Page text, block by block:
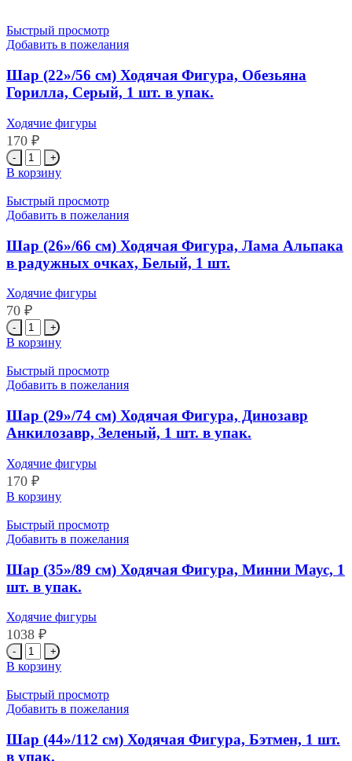
Быстрый просмотр
Добавить в пожелания
Шар (22»/56 см) Ходячая Фигура, Обезьяна
Горилла, Серый, 1 шт. в упак.
Ходячие фигуры
170 ₽
Количество
товара
Шар
(22''/56
см)
Фигура,
Обезьяна
Горилла,
1
шт.
в
упак.
В корзину
Быстрый просмотр
Добавить в пожелания
Шар (26»/66 см) Ходячая Фигура, Лама Альпака
в радужных очках, Белый, 1 шт.
Ходячие фигуры
70 ₽
Количество
товара
Шар
(26''/66
см)
Фигура,
Лама
Альпака
радужных
очках,
Белый,
шт.
В корзину
Быстрый просмотр
Добавить в пожелания
Шар (29»/74 см) Ходячая Фигура, Динозавр
Анкилозавр, Зеленый, 1 шт. в упак.
Ходячие фигуры
170 ₽
Количество
Шар
(29''/74
Ходячая
Фигура,
Динозавр
Зеленый,
1
шт.
в
В корзину
Быстрый просмотр
Добавить в пожелания
Шар (35»/89 см) Ходячая Фигура, Минни Маус, 1
шт. в упак.
Ходячие фигуры
1038 ₽
Количество
товара
Шар
(35''/89
см)
Фигура,
Минни
В корзину
Быстрый просмотр
Добавить в пожелания
Шар (44»/112 см) Ходячая Фигура, Бэтмен, 1 шт.
в упак.